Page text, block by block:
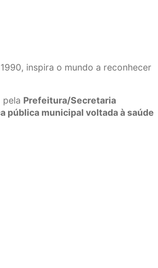
inspira o mundo a reconhecer
pela Prefeitura/Secretaria
pública municipal voltada à saúde